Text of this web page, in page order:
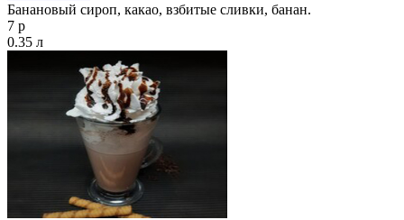
Банановый сироп, какао, взбитые сливки, банан.
7 р
0.35 л